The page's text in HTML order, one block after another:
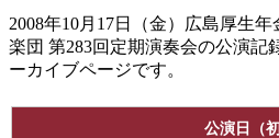
2008年10月17日（金）広島厚生
楽団 第283回定期演奏会の公演記
ーカイブページです。
公演日（初